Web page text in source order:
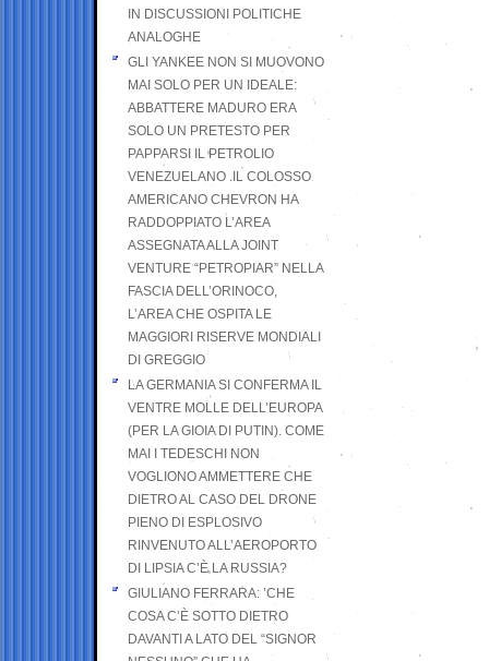
IN DISCUSSIONI POLITICHE
ANALOGHE
GLI YANKEE NON SI MUOVONO
MAI SOLO PER UN IDEALE:
ABBATTERE MADURO ERA
SOLO UN PRETESTO PER
PAPPARSI IL PETROLIO
VENEZUELANO .IL COLOSSO
AMERICANO CHEVRON HA
RADDOPPIATO L’AREA
ASSEGNATA ALLA JOINT
VENTURE “PETROPIAR” NELLA
FASCIA DELL’ORINOCO,
L’AREA CHE OSPITA LE
MAGGIORI RISERVE MONDIALI
DI GREGGIO
LA GERMANIA SI CONFERMA IL
VENTRE MOLLE DELL’EUROPA
(PER LA GIOIA DI PUTIN). COME
MAI I TEDESCHI NON
VOGLIONO AMMETTERE CHE
DIETRO AL CASO DEL DRONE
PIENO DI ESPLOSIVO
RINVENUTO ALL’AEROPORTO
DI LIPSIA C’È LA RUSSIA?
GIULIANO FERRARA: ’CHE
COSA C’È SOTTO DIETRO
DAVANTI A LATO DEL “SIGNOR